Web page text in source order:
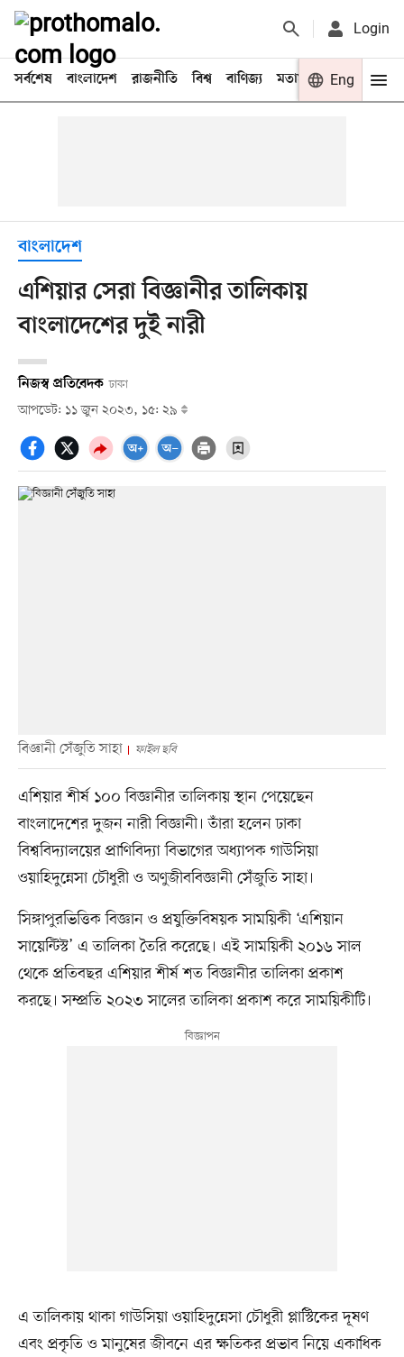
Login
সর্বশেষ বাংলাদেশ রাজনীতি বিশ্ব বাণিজ্য মতামত খেলা
Eng
বাংলাদেশ
এশিয়ার সেরা বিজ্ঞানীর তালিকায়
বাংলাদেশের দুই নারী
নিজস্ব প্রতিবেদক ঢাকা
আপডেট: ১১ জুন ২০২৩, ১৫: ২৯
বিজ্ঞানী সেঁজুতি সাহা ফাইল ছবি
এশিয়ার শীর্ষ ১০০ বিজ্ঞানীর তালিকায় স্থান পেয়েছেন
বাংলাদেশের দুজন নারী বিজ্ঞানী। তাঁরা হলেন ঢাকা
বিশ্ববিদ্যালয়ের প্রাণিবিদ্যা বিভাগের অধ্যাপক গাউসিয়া
ওয়াহিদুন্নেসা চৌধুরী ও অণুজীববিজ্ঞানী সেঁজুতি সাহা।
সিঙ্গাপুরভিত্তিক বিজ্ঞান ও প্রযুক্তিবিষয়ক সাময়িকী ‘এশিয়ান
সায়েন্টিস্ট’ এ তালিকা তৈরি করেছে। এই সাময়িকী ২০১৬ সাল
থেকে প্রতিবছর এশিয়ার শীর্ষ শত বিজ্ঞানীর তালিকা প্রকাশ
করছে। সম্প্রতি ২০২৩ সালের তালিকা প্রকাশ করে সাময়িকীটি।
এ তালিকায় থাকা গাউসিয়া ওয়াহিদুন্নেসা চৌধুরী প্লাস্টিকের দূষণ
এবং প্রকৃতি ও মানুষের জীবনে এর ক্ষতিকর প্রভাব নিয়ে একাধিক